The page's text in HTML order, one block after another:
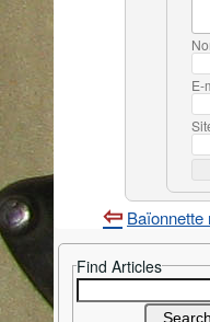
E-
Baïonnette
Find Articles
Search
for: